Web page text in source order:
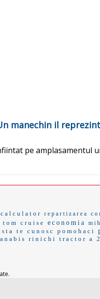
manechin il
pe amplasamentul
calculator repartizarea
tom cruise economia
te cunosc pomohaci
rinichi tractor a